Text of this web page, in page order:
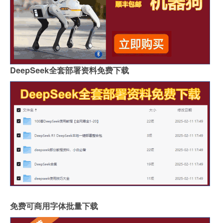
DeepSeek全套部署资料免费下载
免费可商用字体批量下载